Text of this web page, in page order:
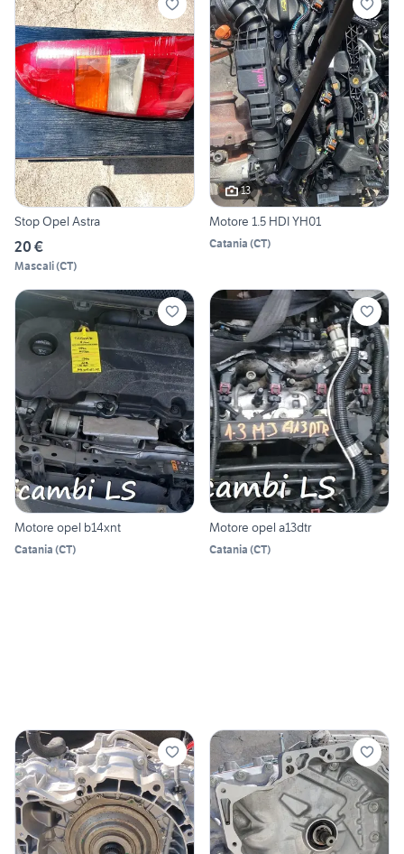
Stop Opel Astra
20 €
Mascali(CT)
13
Motore 1.5 HDI YH01
Catania (CT)
Motore opel b14xnt
Catania (CT)
Motore opel a13dtr
Catania (CT)